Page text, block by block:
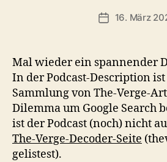
16. März
Mal wieder ein spannender
In der Podcast-Description
Sammlung von The-Verge-
Dilemma um Google Search
ist der Podcast (noch) nicht
The-Verge-Decoder-Seite
gelistest).